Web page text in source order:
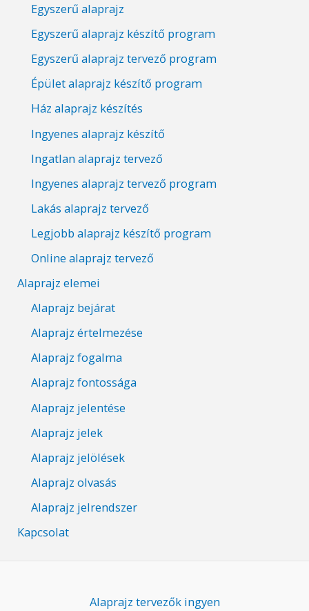
Egyszerű alaprajz
Egyszerű alaprajz készítő program
Egyszerű alaprajz tervező program
Épület alaprajz készítő program
Ház alaprajz készítés
Ingyenes alaprajz készítő
Ingatlan alaprajz tervező
Ingyenes alaprajz tervező program
Lakás alaprajz tervező
Legjobb alaprajz készítő program
Online alaprajz tervező
Alaprajz elemei
Alaprajz bejárat
Alaprajz értelmezése
Alaprajz fogalma
Alaprajz fontossága
Alaprajz jelentése
Alaprajz jelek
Alaprajz jelölések
Alaprajz olvasás
Alaprajz jelrendszer
Kapcsolat
Alaprajz tervezők ingyen